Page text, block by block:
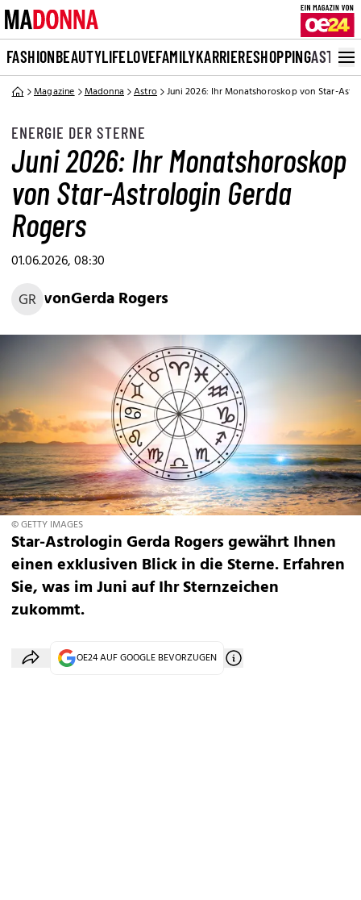
FASHIONBEAUTYLIFELOVEFAMILYKARRIERESHOPPINGASTRO
Magazine Madonna Astro Juni 2026: Ihr Monatshoroskop von Star-
ENERGIE DER STERNE
Juni 2026: Ihr Monatshoroskop
von Star-Astrologin Gerda
Rogers
01.06.2026, 08:30
GR vonGerda Rogers
© GETTY IMAGES
Star-Astrologin Gerda Rogers gewährt Ihnen
einen exklusiven Blick in die Sterne. Erfahren
Sie, was im Juni auf Ihr Sternzeichen
zukommt.
OE24 AUF GOOGLE BEVORZUGEN